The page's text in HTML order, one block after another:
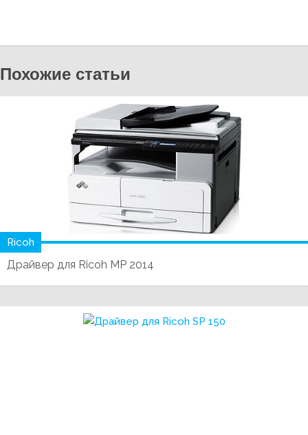
Похожие статьи
Ricoh
Драйвер для Ricoh MP 2014